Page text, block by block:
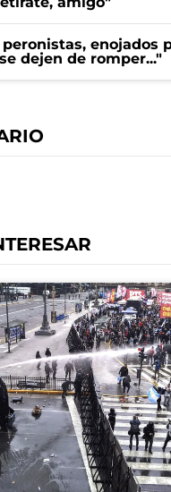
peronistas,
dejen de romper..."